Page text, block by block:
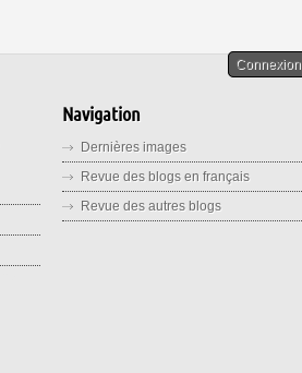
Connexion
Navigation
Dernières images
Revue des blogs en français
Revue des autres blogs